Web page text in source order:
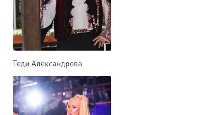
Теди Александрова